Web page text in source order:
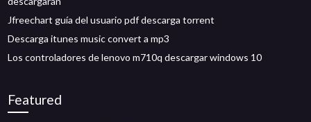
Jfreechart guía del usuario pdf descarga torrent
Descarga itunes music convert a mp3
Los controladores de lenovo m710q descargar windows 10
Featured